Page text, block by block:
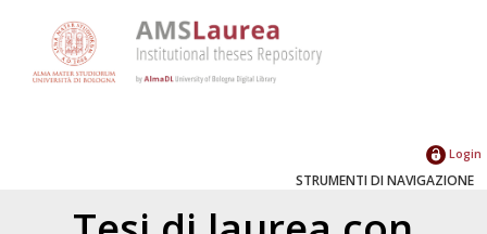
Login
STRUMENTI DI NAVIGAZIONE